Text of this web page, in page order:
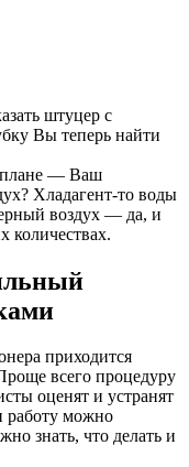
штуцер с
Вы теперь найти
плане — Ваш
Хладагент-то воды
воздух — да, и
количествах.
приходится
всего процедуру
оценят и устранят
работу можно
знать, что делать и